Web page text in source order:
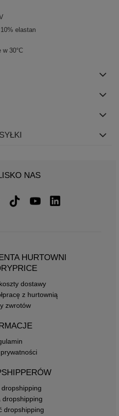
10% elastan
w 30°C
NAS
HURTOWNI
dostawy
z hurtownią
zwrotów
dropshipping
dropshipping